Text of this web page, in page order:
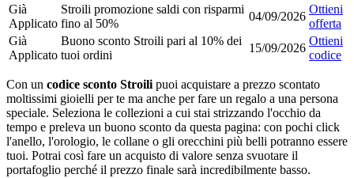
Già
Applicato
Stroili promozione saldi con risparmi
fino al 50%
04/09/2026
Ottieni
offerta
Già
Applicato
Buono sconto Stroili pari al 10% dei
tuoi ordini
15/09/2026
Ottieni
codice
Con un codice sconto Stroili puoi acquistare a prezzo scontato
moltissimi gioielli per te ma anche per fare un regalo a una persona
speciale. Seleziona le collezioni a cui stai strizzando l'occhio da
tempo e preleva un buono sconto da questa pagina: con pochi click
l'anello, l'orologio, le collane o gli orecchini più belli potranno essere
tuoi. Potrai così fare un acquisto di valore senza svuotare il
portafoglio perché il prezzo finale sarà incredibilmente basso.